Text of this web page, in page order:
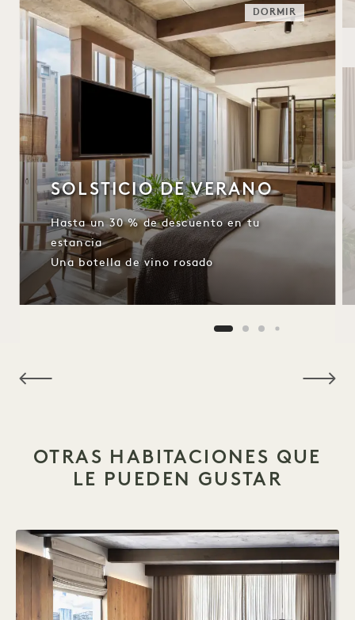
DORMIR
SOLSTICIO DE VERANO
Hasta un 30 % de descuento en tu
estancia
Una botella de vino rosado
OTRAS HABITACIONES QUE
LE PUEDEN GUSTAR